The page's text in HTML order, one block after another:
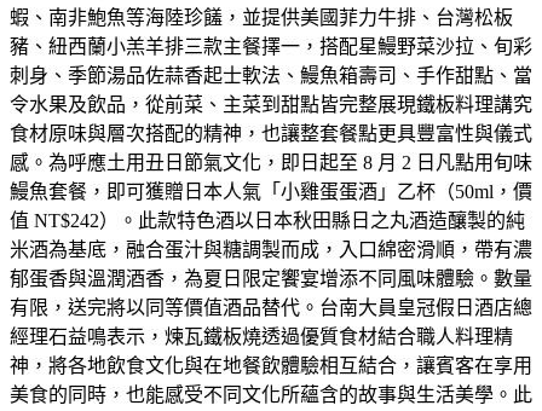
蝦、南非鮑魚等海陸珍饈，並提供美國菲力牛排、台灣松板
豬、紐西蘭小羔羊排三款主餐擇一，搭配星鰻野菜沙拉、旬彩
刺身、季節湯品佐蒜香起士軟法、鰻魚箱壽司、手作甜點、當
令水果及飲品，從前菜、主菜到甜點皆完整展現鐵板料理講究
食材原味與層次搭配的精神，也讓整套餐點更具豐富性與儀式
感。為呼應土用丑日節氣文化，即日起至 8 月 2 日凡點用旬味
鰻魚套餐，即可獲贈日本人氣「小雞蛋蛋酒」乙杯（50ml，價
值 NT$242）。此款特色酒以日本秋田縣日之丸酒造釀製的純
米酒為基底，融合蛋汁與糖調製而成，入口綿密滑順，帶有濃
郁蛋香與溫潤酒香，為夏日限定饗宴增添不同風味體驗。數量
有限，送完將以同等價值酒品替代。台南大員皇冠假日酒店總
經理石益鳴表示，煉瓦鐵板燒透過優質食材結合職人料理精
神，將各地飲食文化與在地餐飲體驗相互結合，讓賓客在享用
美食的同時，也能感受不同文化所蘊含的故事與生活美學。此